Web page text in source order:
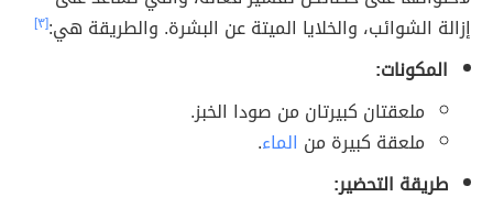
إزالة الشوائب، والخلايا الميتة عن البشرة. والطريقة هي:[٣]
المكونات:
ملعقتان كبيرتان من صودا الخبز.
ملعقة كبيرة من الماء.
طريقة التحضير: